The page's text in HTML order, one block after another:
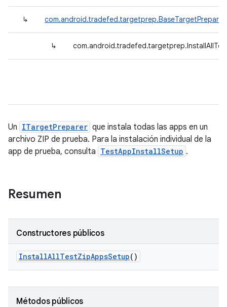
↳ com.android.tradefed.targetprep.BaseTargetPreparer
↳
Un ITargetPreparer que instala todas las apps en un
archivo ZIP de prueba. Para la instalación individual de la
app de prueba, consulta TestAppInstallSetup .
Resumen
Constructores públicos
InstallAllTestZipAppsSetup()
Métodos públicos